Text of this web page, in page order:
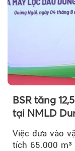
BSR tăng
tại NMLD
Việc đưa vào
tích 65.000